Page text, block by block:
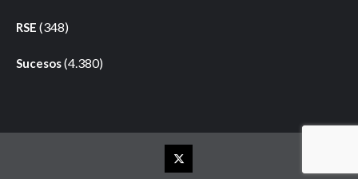
RSE (348)
Sucesos(4.380)
Elemento